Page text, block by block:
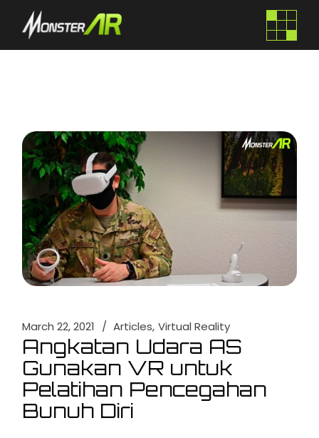
March 22, 2021 Articles Virtual Reality
Angkatan Udara AS
Gunakan VR untuk
Pelatihan Pencegahan
Bunuh Diri